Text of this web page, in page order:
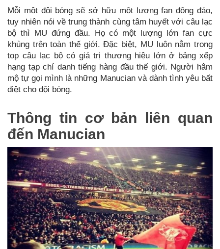
Mỗi một đội bóng sẽ sở hữu một lượng fan đông đảo,
tuy nhiên nói về trung thành cùng tâm huyết với câu lạc
bộ thì MU đứng đầu. Họ có một lượng lớn fan cực
khủng trên toàn thế giới. Đặc biệt, MU luôn nằm trong
top câu lạc bộ có giá trị thương hiệu lớn ở bảng xếp
hạng tạp chí danh tiếng hàng đầu thế giới. Người hâm
mộ tự gọi mình là những Manucian và dành tình yêu bất
diệt cho đội bóng.
Thông tin cơ bản liên quan
đến Manucian